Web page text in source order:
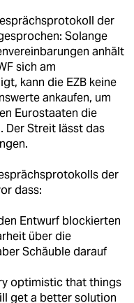
der
Solange
anhält
sich am
kann die EZB keine
ankaufen, um
Eurostaaten die
Der Streit lässt das
der
dass:
Entwurf blockierten
über die
Schäuble darauf
optimistic that things
get a better solution